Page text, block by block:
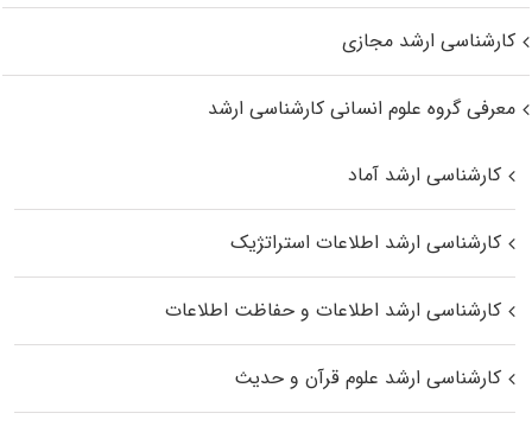
کارشناسی ارشد مجازی
معرفی گروه علوم انسانی کارشناسی ارشد
کارشناسی ارشد آماد
کارشناسی ارشد اطلاعات استراتژیک
کارشناسی ارشد اطلاعات و حفاظت اطلاعات
کارشناسی ارشد علوم قرآن و حدیث